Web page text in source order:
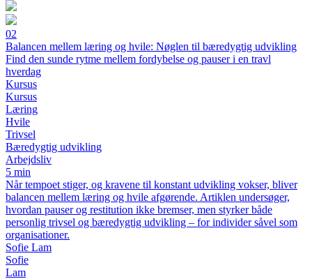
02
Balancen mellem læring og hvile: Nøglen til bæredygtig udvikling
Find den sunde rytme mellem fordybelse og pauser i en travl
hverdag
Kursus
Kursus
Læring
Hvile
Trivsel
Bæredygtig udvikling
Arbejdsliv
5 min
Når tempoet stiger, og kravene til konstant udvikling vokser, bliver
balancen mellem læring og hvile afgørende. Artiklen undersøger,
hvordan pauser og restitution ikke bremser, men styrker både
personlig trivsel og bæredygtig udvikling – for individer såvel som
organisationer.
Sofie Lam
Sofie
Lam